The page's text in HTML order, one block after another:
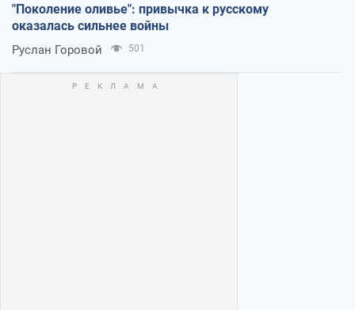
"Поколение оливье": привычка к русскому
оказалась сильнее войны
Руслан Горовой 501